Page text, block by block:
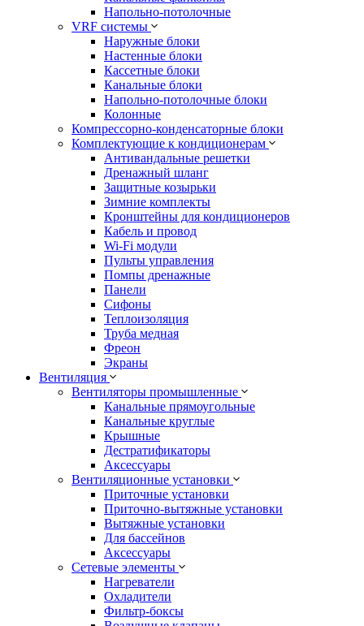
Напольно-потолочные
VRF системы
Наружные блоки
Настенные блоки
Кассетные блоки
Канальные блоки
Напольно-потолочные блоки
Колонные
Компрессорно-конденсаторные блоки
Комплектующие к кондиционерам
Антивандальные решетки
Дренажный шланг
Защитные козырьки
Зимние комплекты
Кронштейны для кондиционеров
Кабель и провод
Wi-Fi модули
Пульты управления
Помпы дренажные
Панели
Сифоны
Теплоизоляция
Труба медная
Фреон
Экраны
Вентиляция
Вентиляторы промышленные
Канальные прямоугольные
Канальные круглые
Крышные
Дестратификаторы
Аксессуары
Вентиляционные установки
Приточные установки
Приточно-вытяжные установки
Вытяжные установки
Для бассейнов
Аксессуары
Сетевые элементы
Нагреватели
Охладители
Фильтр-боксы